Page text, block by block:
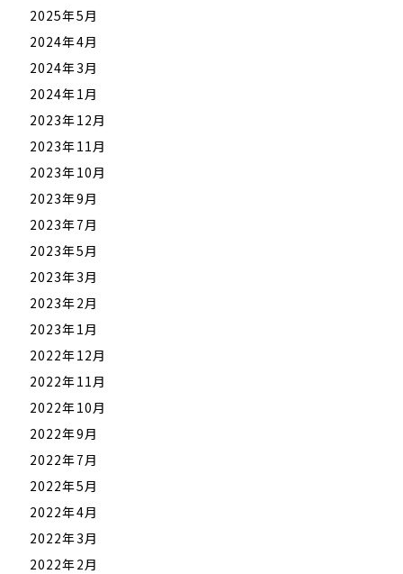
2025年5月
2024年4月
2024年3月
2024年1月
2023年12月
2023年11月
2023年10月
2023年9月
2023年7月
2023年5月
2023年3月
2023年2月
2023年1月
2022年12月
2022年11月
2022年10月
2022年9月
2022年7月
2022年5月
2022年4月
2022年3月
2022年2月